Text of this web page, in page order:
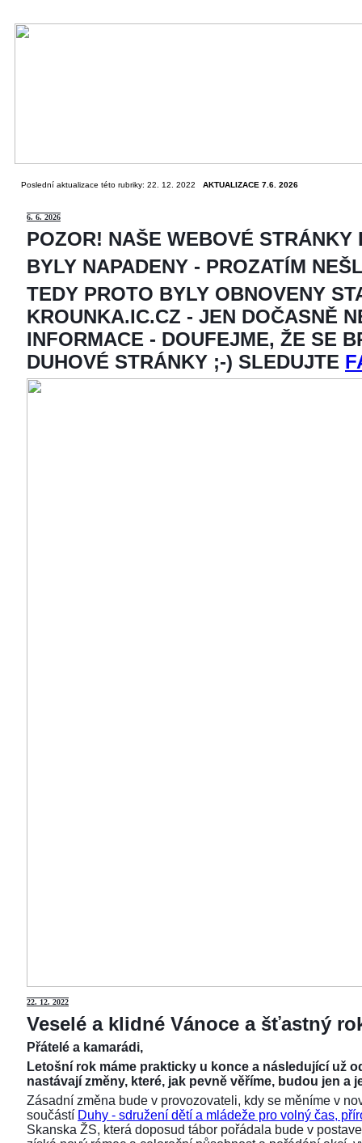
Poslední aktualizace této rubriky: 22. 12. 2022 AKTUALIZACE 7.6. 2026
6. 6. 2026
POZOR! NAŠE WEBOVÉ STRÁNKY
BYLY NAPADENY - PROZATÍM
TEDY PROTO BYLY OBNOVENY
KROUNKA.IC.CZ - JEN DOČASNĚ
INFORMACE - DOUFEJME, ŽE SE
DUHOVÉ STRÁNKY ;-) SLEDUJTE
22. 12. 2022
Veselé a klidné Vánoce a šťastný
Přátelé a kamarádi,
Letošní rok máme prakticky u konce a následující už
nastávají změny, které, jak pevně věříme, budou jen a
Zásadní změna bude v provozovateli, kdy se měníme v
součástí Duhy - sdružení dětí a mládeže pro volný čas,
Skanska ŽS, která doposud tábor pořádala bude v